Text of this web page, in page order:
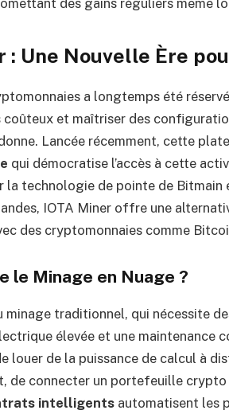
des gains réguliers même
: Une Nouvelle Ère
a longtemps été
coûteux et maîtriser des
Lancée récemment, cette
qui démocratise l’accès à cette
la technologie de pointe de
IOTA Miner offre une
des cryptomonnaies comme
le Minage en Nuage ?
minage traditionnel, qui nécessite
élevée et une maintenance
louer de la puissance de calcul à
de connecter un portefeuille
intelligentsautomatisent les